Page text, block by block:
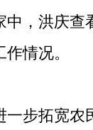
，洪庆
情况。
拓宽农